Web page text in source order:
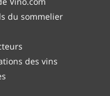
du sommelier
des vins